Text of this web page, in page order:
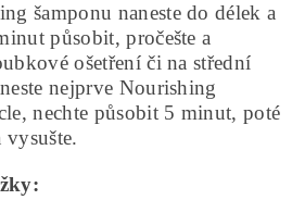
šamponu naneste do délek a
působit, pročešte a
ošetření či na střední
nejprve Nourishing
nechte působit 5 minut, poté
vysušte.